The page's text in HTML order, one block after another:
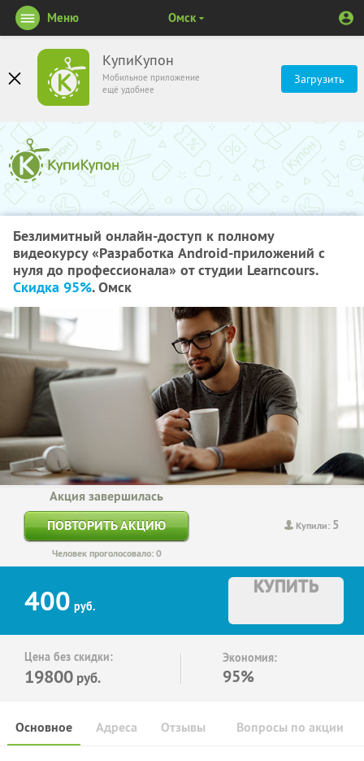
КупиКупон
Мобильное приложение
ещё удобнее
Загрузить
Меню Омск
Безлимитный онлайн-доступ к полному
видеокурсу «Разработка Android-приложений с
нуля до профессионала» от студии Learncours.
Скидка 95%. Омск
Купили: 5
Акция завершилась
ПОВТОРИТЬ АКЦИЮ
Человек проголосовало: 0
400 руб.
КУПИТЬ
Цена без скидки:
19800 руб.
Экономия:
95%
Основное Отзывы Вопросы по акции
Адреса